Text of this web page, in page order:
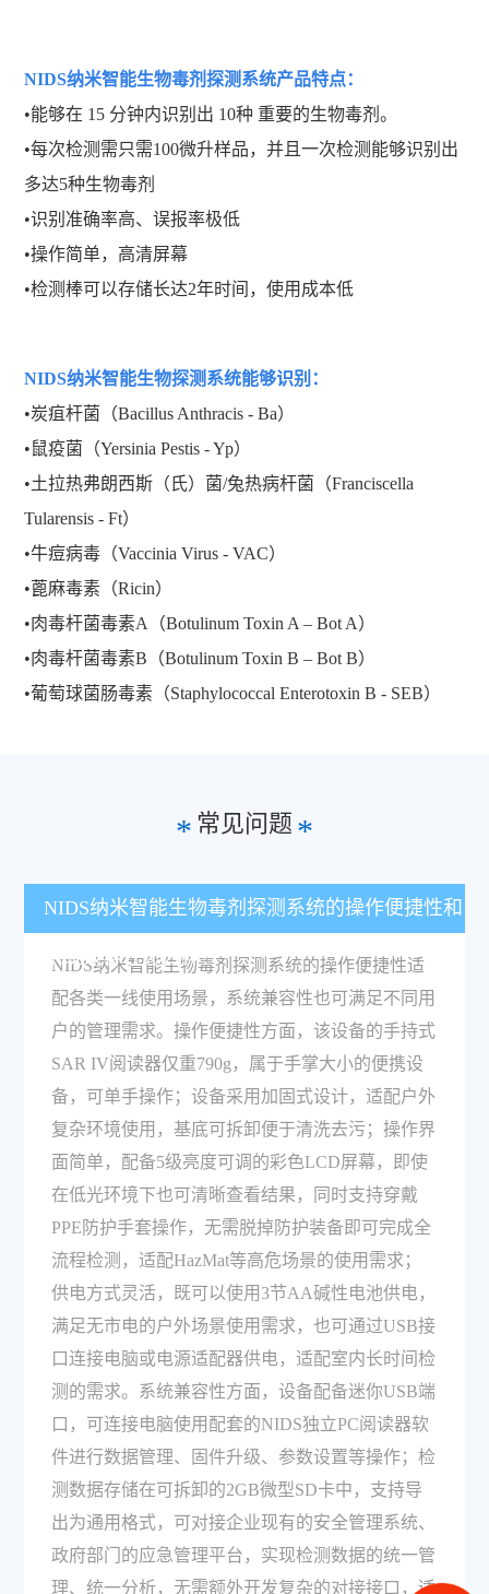
NIDS纳米智能生物毒剂探测系统产品特点：
•能够在 15 分钟内识别出 10种 重要的生物毒剂。
•每次检测需只需100微升样品，并且一次检测能够识别出
多达5种生物毒剂
•识别准确率高、误报率极低
•操作简单，高清屏幕
•检测棒可以存储长达2年时间，使用成本低
NIDS纳米智能生物探测系统能够识别：
•炭疽杆菌（Bacillus Anthracis - Ba）
•鼠疫菌（Yersinia Pestis - Yp）
•土拉热弗朗西斯（氏）菌/兔热病杆菌（Franciscella
Tularensis - Ft）
•牛痘病毒（Vaccinia Virus - VAC）
•蓖麻毒素（Ricin）
•肉毒杆菌毒素A（Botulinum Toxin A – Bot A）
•肉毒杆菌毒素B（Botulinum Toxin B – Bot B）
•葡萄球菌肠毒素（Staphylococcal Enterotoxin B - SEB）
* 常见问题 *
NIDS纳米智能生物毒剂探测系统的操作便捷性和
系统兼容性怎么样？
NIDS纳米智能生物毒剂探测系统的操作便捷性适
配各类一线使用场景，系统兼容性也可满足不同用
户的管理需求。操作便捷性方面，该设备的手持式
SAR IV阅读器仅重790g，属于手掌大小的便携设
备，可单手操作；设备采用加固式设计，适配户外
复杂环境使用，基底可拆卸便于清洗去污；操作界
面简单，配备5级亮度可调的彩色LCD屏幕，即使
在低光环境下也可清晰查看结果，同时支持穿戴
PPE防护手套操作，无需脱掉防护装备即可完成全
流程检测，适配HazMat等高危场景的使用需求；
供电方式灵活，既可以使用3节AA碱性电池供电，
满足无市电的户外场景使用需求，也可通过USB接
口连接电脑或电源适配器供电，适配室内长时间检
测的需求。系统兼容性方面，设备配备迷你USB端
口，可连接电脑使用配套的NIDS独立PC阅读器软
件进行数据管理、固件升级、参数设置等操作；检
测数据存储在可拆卸的2GB微型SD卡中，支持导
出为通用格式，可对接企业现有的安全管理系统、
政府部门的应急管理平台，实现检测数据的统一管
理、统一分析，无需额外开发复杂的对接接口，适